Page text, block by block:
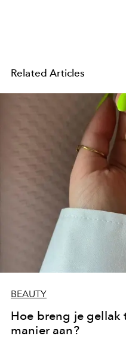
Related Articles
BEAUTY
Hoe breng je gellak
manier aan?